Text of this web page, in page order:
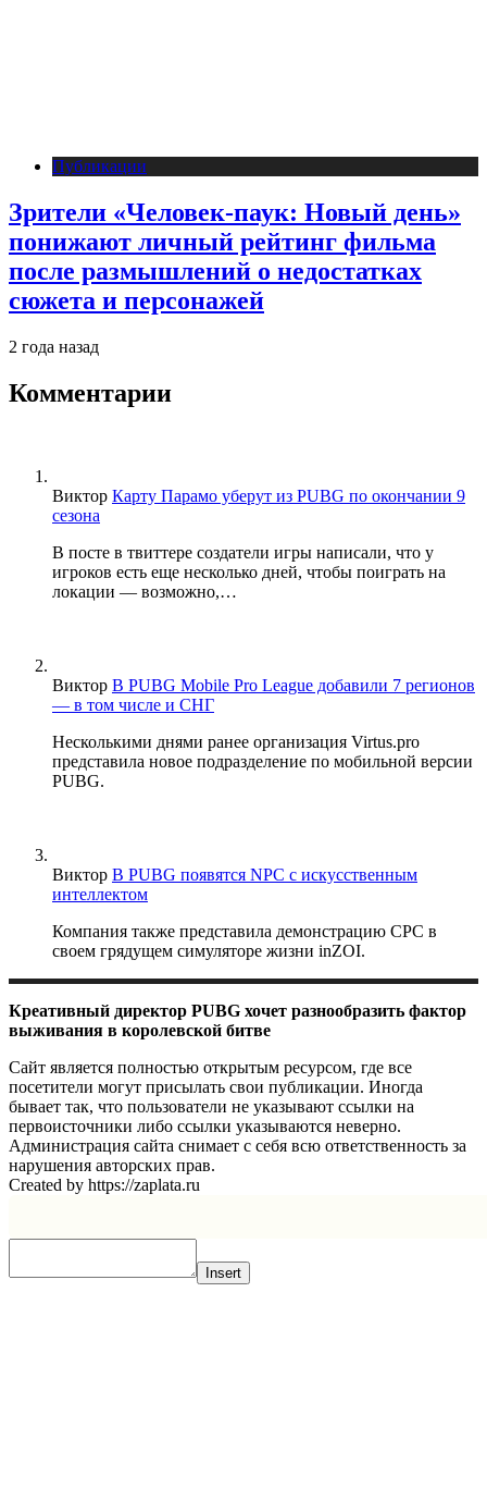
Публикации
Зрители «Человек-паук: Новый день»
понижают личный рейтинг фильма
после размышлений о недостатках
сюжета и персонажей
2 года назад
Комментарии
Виктор Карту Парамо уберут из PUBG по окончании 9
сезона
В посте в твиттере создатели игры написали, что у
игроков есть еще несколько дней, чтобы поиграть на
локации — возможно,…
Виктор В PUBG Mobile Pro League добавили 7 регионов
— в том числе и СНГ
Несколькими днями ранее организация Virtus.pro
представила новое подразделение по мобильной версии
PUBG.
Виктор В PUBG появятся NPC с искусственным
интеллектом
Компания также представила демонстрацию CPC в
своем грядущем симуляторе жизни inZOI.
Креативный директор PUBG хочет разнообразить фактор
выживания в королевской битве
Сайт является полностью открытым ресурсом, где все
посетители могут присылать свои публикации. Иногда
бывает так, что пользователи не указывают ссылки на
первоисточники либо ссылки указываются неверно.
Администрация сайта снимает с себя всю ответственность за
нарушения авторских прав.
Created by https://zaplata.ru
Insert